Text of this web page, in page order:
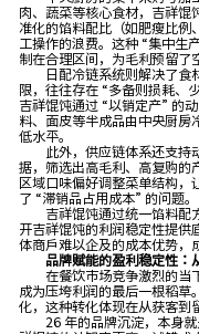
肉、蔬菜等核心食材，吉祥
准化的馅料配比（如肥瘦比
工操作的浪费。这种 “集中生
制在合理区间，为毛利预留了
日配冷链系统则解决了
限，往往存在 “多备则损耗、
吉祥馄饨通过 “以销定产” 的
料、面皮等半成品由中央厨
低水平。
此外，供应链体系还支
据，筛选出高毛利、高复购的
区域口味偏好调整菜单结构
了 “滞销品占用成本” 的问题。
吉祥馄饨通过统一馅料配
开吉祥馄饨的利润稳定性提供
体商户难以企及的成本优势，
品牌赋能的盈利稳定性：
在餐饮市场竞争激烈的当
成为压垮利润的最后一根稻
化，这种转化体现在从获客到
26 年的品牌沉淀，本身